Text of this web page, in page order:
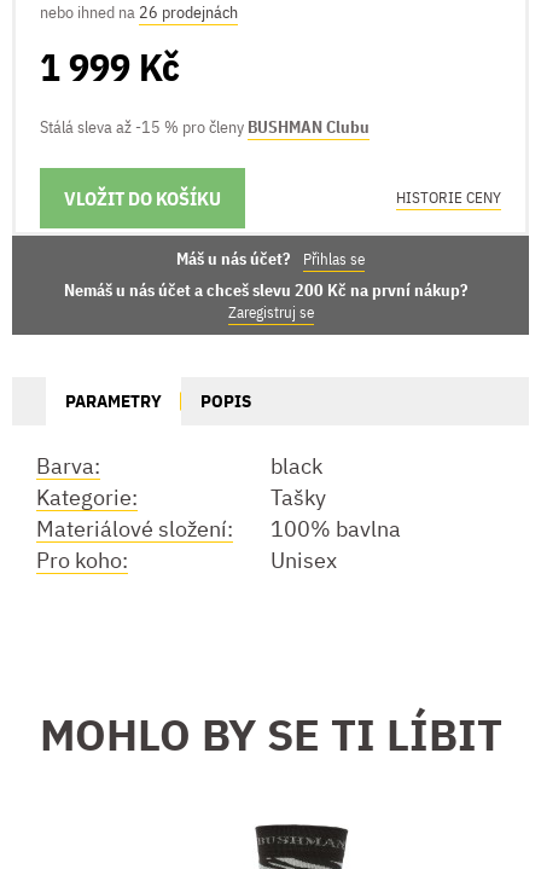
nebo ihned na 26 prodejnách
1 999 Kč
Stálá sleva až -15 % pro členy BUSHMAN Clubu
VLOŽIT DO KOŠÍKU
MOŽNOSTI DORUČENÍ HISTORIE CENY
Máš u nás účet? Přihlas se
Nemáš u nás účet a chceš slevu 200 Kč na první nákup?
Zaregistruj se
PARAMETRY POPIS
Barva:
black
Kategorie:
Tašky
Materiálové složení:
100% bavlna
Pro koho:
Unisex
MOHLO BY SE TI LÍBIT